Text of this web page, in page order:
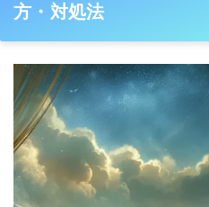
方・対処法